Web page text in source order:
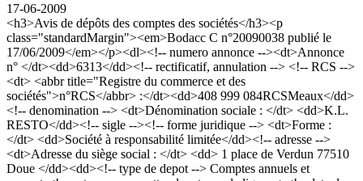
17-06-2009
<h3>Avis de dépôts des comptes des sociétés</h3><p
class="standardMargin"><em>Bodacc C n°20090038 publié le
17/06/2009</em></p><dl><!-- numero annonce --><dt>Annonce
n° </dt><dd>6313</dd><!-- rectificatif, annulation --> <!-- RCS -->
<dt> <abbr title="Registre du commerce et des
sociétés">n°RCS</abbr> :</dt><dd>408 999 084RCSMeaux</dd>
<!-- denomination --> <dt>Dénomination sociale : </dt> <dd>K.L.
RESTO</dd><!-- sigle --><!-- forme juridique --> <dt>Forme :
</dt> <dd>Société à responsabilité limitée</dd><!-- adresse -->
<dt>Adresse du siège social : </dt> <dd> 1 place de Verdun 77510
Doue </dd><dd><!-- type de depot --> Comptes annuels et